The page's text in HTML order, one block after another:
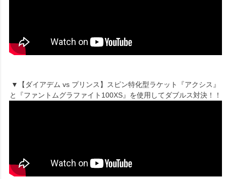
▼【ダイアデム vs プリンス】スピン特化型ラケット『アクシス』
と『ファントムグラファイト100XS』を使用してダブルス対決！！